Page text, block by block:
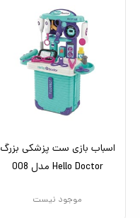
اسباب بازی ست پزشکی بزرگ
Hello Doctor مدل 008
موجود نیست